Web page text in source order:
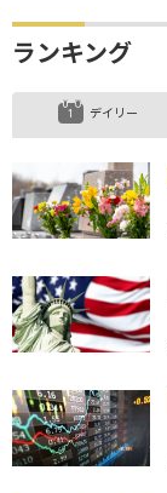
ランキング
デイリー